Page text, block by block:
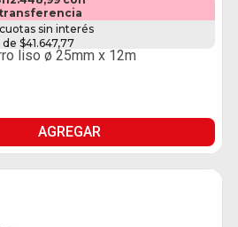
transferencia
sin interés
de $41.647,77
liso ø 25mm x 12m
AGREGAR